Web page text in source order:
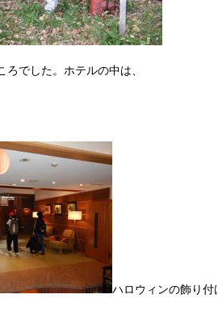
ろでした。ホテルの中は、
ハロウィンの飾り付